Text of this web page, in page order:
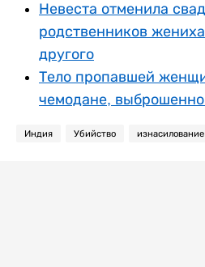
Невеста отменила
родственников
другого
Тело пропавшей
чемодане,
Индия Убийство изнасилование